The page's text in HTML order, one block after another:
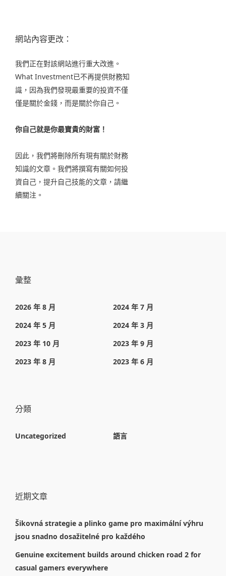
網站內容更改：
我們正在對該網站進行重大改進。
What Investment已不再提供財務知
識，因為我們發現最重要的投資不僅
僅是關於金錢，而是關於你自己。
你自己就是你最寶貴的財富！
因此，我們將刪除所有現有關於財務
知識的文章。我們將撰寫有關如何投
資自己，提升自己技能的文章，請繼
續關注。
彙整
2026 年 8 月
2024 年 7 月
2024 年 5 月
2024 年 3 月
2023 年 10 月
2023 年 9 月
2023 年 8 月
2023 年 6 月
分類
Uncategorized 語言
近期文章
Šikovná strategie a plinko game pro maximální výhru
jsou snadno dosažitelné pro každého
Genuine excitement builds around chicken road 2 for
casual gamers everywhere